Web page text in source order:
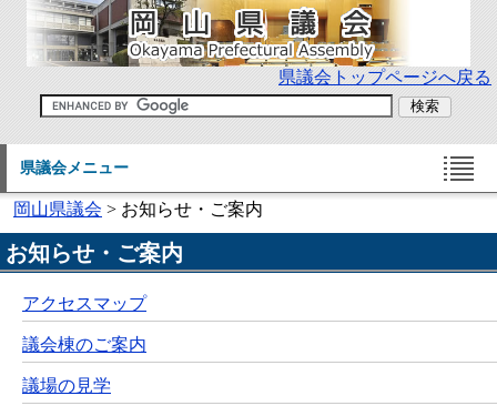
県議会トップページへ戻る
県議会メニュー
岡山県議会 > お知らせ・ご案内
お知らせ・ご案内
アクセスマップ
議会棟のご案内
議場の見学